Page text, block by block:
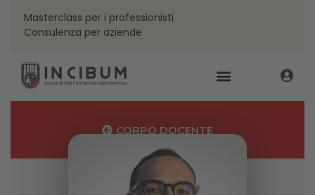
Masterclass per i professionisti
Consulenza per aziende
CORPO DOCENTE